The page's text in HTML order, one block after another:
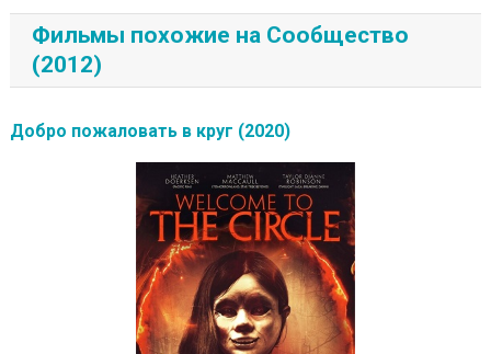
Фильмы похожие на Сообщество
(2012)
Добро пожаловать в круг (2020)